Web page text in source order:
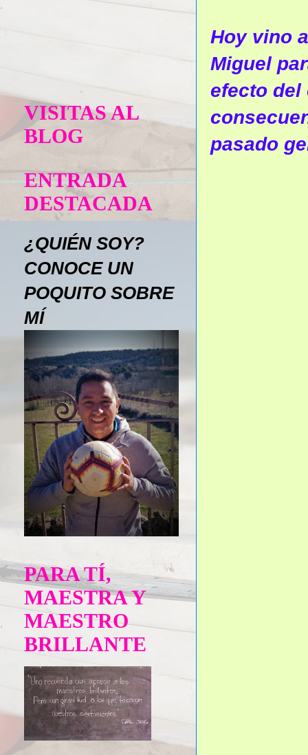
Hoy vino
Miguel
efecto
pasado
VISITAS AL
BLOG
ENTRADA
DESTACADA
¿QUIÉN SOY?
CONOCE UN
POQUITO SOBRE
MÍ
PARA TÍ,
MAESTRA Y
MAESTRO
BRILLANTE